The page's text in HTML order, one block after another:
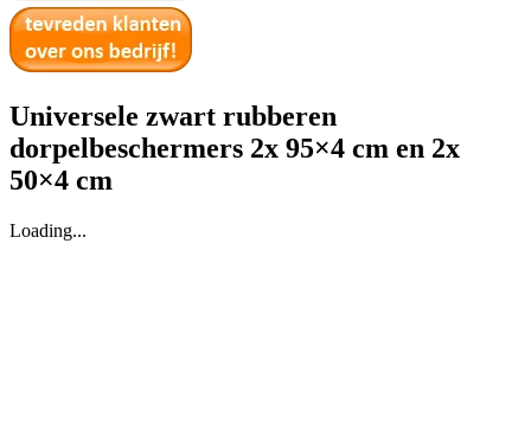
Universele zwart rubberen
dorpelbeschermers 2x 95×4 cm en 2x
50×4 cm
Loading...